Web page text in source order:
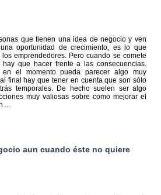
que tienen una idea de negocio y ven
oportunidad de crecimiento, es lo que
emprendedores. Pero cuando se comete
hay que hacer frente a las consecuencias.
en el momento pueda parecer algo muy
final hay que tener en cuenta que son sólo
temporales. De hecho suelen ser algo
muy valiosas sobre como mejorar el
...
aun cuando éste no quiere